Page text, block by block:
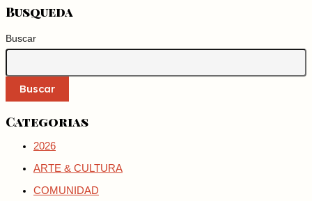
Busqueda
Buscar
Buscar
Categorias
2026
ARTE & CULTURA
COMUNIDAD